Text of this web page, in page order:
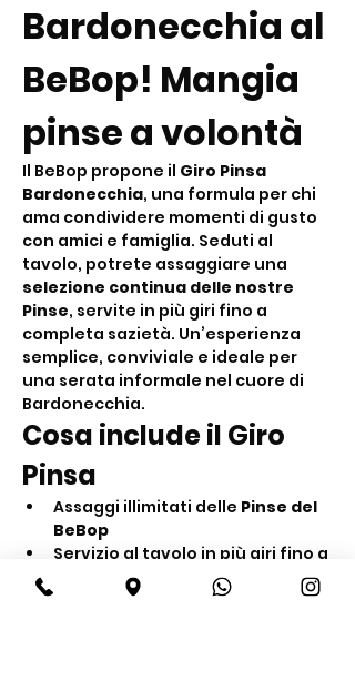
Bardonecchia al
BeBop! Mangia
pinse a volontà
Il BeBop propone il Giro Pinsa
Bardonecchia, una formula per chi
ama condividere momenti di gusto
con amici e famiglia. Seduti al
tavolo, potrete assaggiare una
selezione continua delle nostre
Pinse, servite in più giri fino a
completa sazietà. Un’esperienza
semplice, conviviale e ideale per
una serata informale nel cuore di
Bardonecchia.
Cosa include il Giro
Pinsa
Assaggi illimitati delle Pinse del
BeBop
Servizio al tavolo in più giri fino a
Acqua inclusa